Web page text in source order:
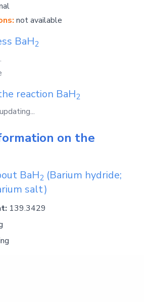
not available
BaH2
reaction BaH2
on the
BaH2 (Barium hydride;
salt)
139.3429